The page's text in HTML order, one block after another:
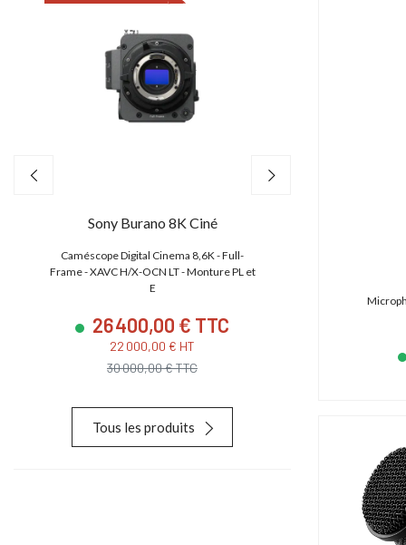
Sony Burano 8K Ciné
Caméscope Digital Cinema 8,6K - Full-
Frame - XAVC H/X-OCN LT - Monture PL et
E
26 400,00 € TTC
22 000,00 € HT
30 000,00 € TTC
CMOS S35
19
28
Tous les produits